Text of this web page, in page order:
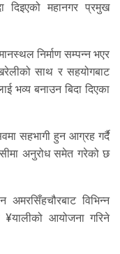
दिइएको महानगर प्रमुख
निर्माण सम्पन्न भएर
साथ र सहयोगबाट
भव्य बनाउन बिदा दिएका
सहभागी हुन आग्रह गर्दै
अनुरोध समेत गरेको छ
विभिन्न
आयोजना गरिने